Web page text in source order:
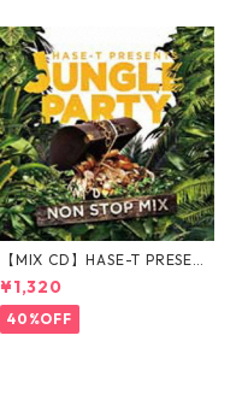
【MIX CD】HASE-T PRESENT
S JUNGLE PARTY NONSTOP
MIX
¥1,320
40%OFF